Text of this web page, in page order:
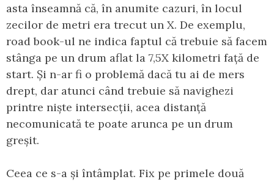
asta înseamnă că, în anumite cazuri, în locul
zecilor de metri era trecut un X. De exemplu,
road book-ul ne indica faptul că trebuie să facem
stânga pe un drum aflat la 7,5X kilometri față de
start. Și n-ar fi o problemă dacă tu ai de mers
drept, dar atunci când trebuie să navighezi
printre niște intersecții, acea distanță
necomunicată te poate arunca pe un drum
greșit.
Ceea ce s-a și întâmplat. Fix pe primele două